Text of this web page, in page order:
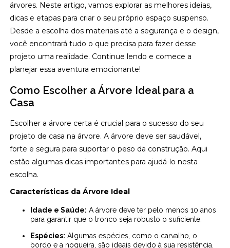
árvores. Neste artigo, vamos explorar as melhores ideias,
dicas e etapas para criar o seu próprio espaço suspenso.
Desde a escolha dos materiais até a segurança e o design,
você encontrará tudo o que precisa para fazer desse
projeto uma realidade. Continue lendo e comece a
planejar essa aventura emocionante!
Como Escolher a Árvore Ideal para a
Casa
Escolher a árvore certa é crucial para o sucesso do seu
projeto de casa na árvore. A árvore deve ser saudável,
forte e segura para suportar o peso da construção. Aqui
estão algumas dicas importantes para ajudá-lo nesta
escolha.
Características da Árvore Ideal
Idade e Saúde: A árvore deve ter pelo menos 10 anos
para garantir que o tronco seja robusto o suficiente.
Espécies: Algumas espécies, como o carvalho, o
bordo e a nogueira, são ideais devido à sua resistência.